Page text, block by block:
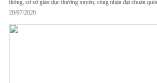
thông, cơ sở giáo dục thường xuyên; công nhận đạt chuẩn
mầm non và trường phổ thông.
28/07/2026